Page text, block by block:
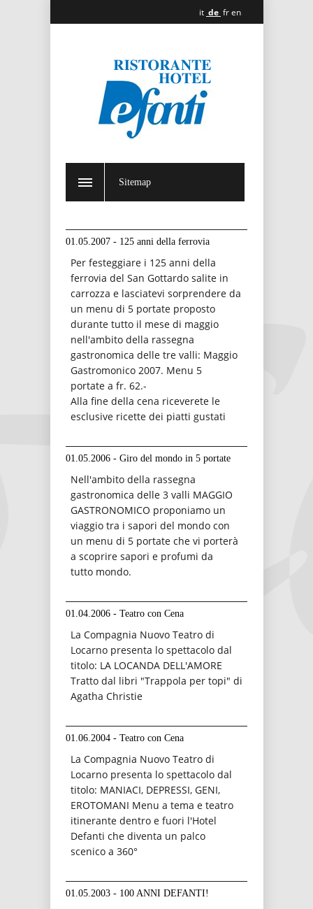
it de fren
Sitemap
01.05.2007 - 125 anni della ferrovia
Per festeggiare i 125 anni della
ferrovia del San Gottardo salite in
carrozza e lasciatevi sorprendere da
un menu di 5 portate proposto
durante tutto il mese di maggio
nell'ambito della rassegna
gastronomica delle tre valli: Maggio
Gastromonico 2007. Menu 5
portate a fr. 62.-
Alla fine della cena riceverete le
esclusive ricette dei piatti gustati
01.05.2006 - Giro del mondo in 5 portate
Nell'ambito della rassegna
gastronomica delle 3 valli MAGGIO
GASTRONOMICO proponiamo un
viaggio tra i sapori del mondo con
un menu di 5 portate che vi porterà
a scoprire sapori e profumi da
tutto mondo.
01.04.2006 - Teatro con Cena
La Compagnia Nuovo Teatro di
Locarno presenta lo spettacolo dal
titolo: LA LOCANDA DELL'AMORE
Tratto dal libri "Trappola per topi" di
Agatha Christie
01.06.2004 - Teatro con Cena
La Compagnia Nuovo Teatro di
Locarno presenta lo spettacolo dal
titolo: MANIACI, DEPRESSI, GENI,
EROTOMANI Menu a tema e teatro
itinerante dentro e fuori l'Hotel
Defanti che diventa un palco
scenico a 360°
01.05.2003 - 100 ANNI DEFANTI!